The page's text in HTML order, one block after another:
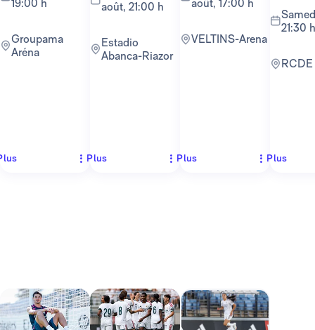
19:00 h
Groupama
Aréna
août, 21:00 h
Estadio
Abanca-Riazor
Plus
août, 17:00 h
VELTINS-Arena
Plus
samedi 22 août,
21:30 h
Plus